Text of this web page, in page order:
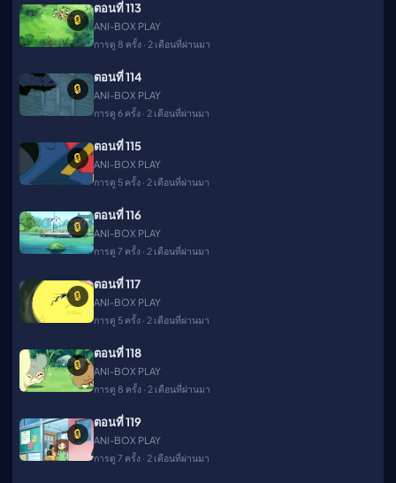
🔒
ตอนที่ 113
ANI-BOX PLAY
การดู 8 ครั้ง · 2 เดือนที่ผ่านมา
🔒
ตอนที่ 114
ANI-BOX PLAY
การดู 6 ครั้ง · 2 เดือนที่ผ่านมา
🔒
ตอนที่ 115
ANI-BOX PLAY
การดู 5 ครั้ง · 2 เดือนที่ผ่านมา
🔒
ตอนที่ 116
ANI-BOX PLAY
การดู 7 ครั้ง · 2 เดือนที่ผ่านมา
🔒
ตอนที่ 117
ANI-BOX PLAY
การดู 5 ครั้ง · 2 เดือนที่ผ่านมา
🔒
ตอนที่ 118
ANI-BOX PLAY
การดู 8 ครั้ง · 2 เดือนที่ผ่านมา
🔒
ตอนที่ 119
ANI-BOX PLAY
การดู 7 ครั้ง · 2 เดือนที่ผ่านมา